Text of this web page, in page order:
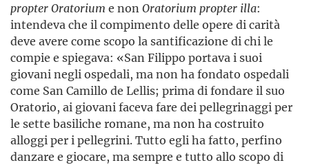
propter Oratorium e non Oratorium propter illa:
intendeva che il compimento delle opere di carità
deve avere come scopo la santificazione di chi le
compie e spiegava: «San Filippo portava i suoi
giovani negli ospedali, ma non ha fondato ospedali
come San Camillo de Lellis; prima di fondare il suo
Oratorio, ai giovani faceva fare dei pellegrinaggi per
le sette basiliche romane, ma non ha costruito
alloggi per i pellegrini. Tutto egli ha fatto, perfino
danzare e giocare, ma sempre e tutto allo scopo di